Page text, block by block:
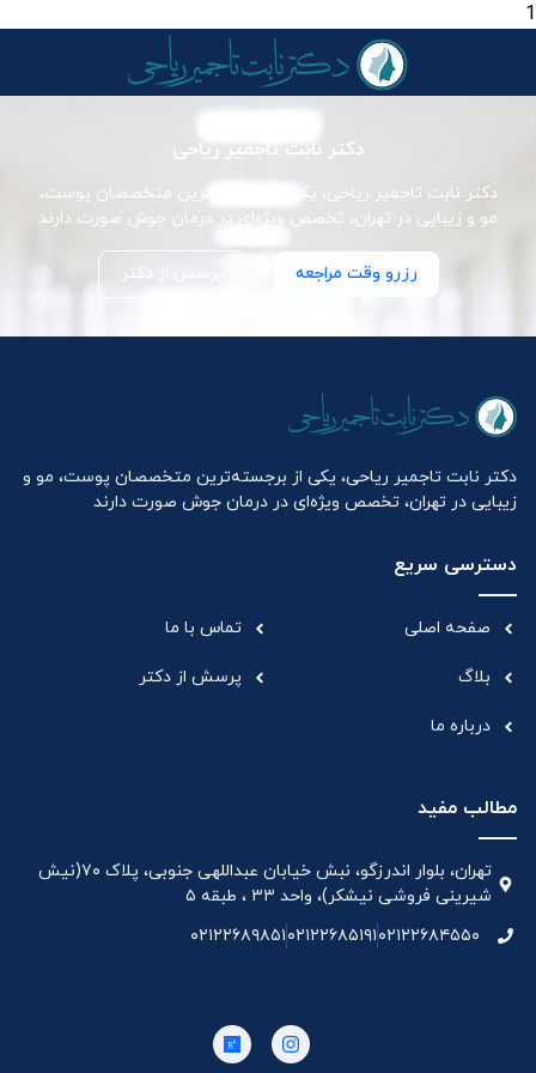
1
دکتر نابت تاجمیر ریاحی
دکتر نابت تاجمیر ریاحی، یکی از برجسته‌ترین متخصصان پوست،
مو و زیبایی در تهران، تخصص ویژه‌ای در درمان جوش صورت دارند
رزرو وقت مراجعه پرسش از دکتر
دکتر نابت تاجمیر ریاحی، یکی از برجسته‌ترین متخصصان پوست، مو و
زیبایی در تهران، تخصص ویژه‌ای در درمان جوش صورت دارند
دسترسی سریع
صفحه اصلی
بلاگ
درباره ما
تماس با ما
پرسش از دکتر
مطالب مفید
تهران، بلوار اندرزگو، نبش خیابان عبداللهی جنوبی، پلاک ۷۰(نیش
شیرینی فروشی نیشکر)، واحد ۳۳ ، طبقه ۵
۰۲۱۲۲۶۸۴۵۵۰۰۲۱۲۲۶۸۵۱۹۱۰۲۱۲۲۶۸۹۸۵۱